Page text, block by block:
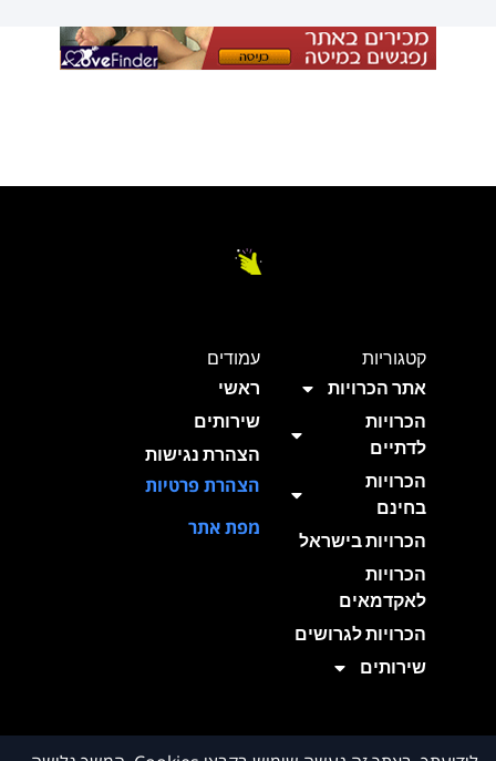
קטגוריות
אתר הכרויות
הכרויות
לדתיים
הכרויות
בחינם
הכרויות בישראל
הכרויות
לאקדמאים
הכרויות לגרושים
שירותים
עמודים
ראשי
שירותים
הצהרת נגישות
הצהרת פרטיות
מפת אתר